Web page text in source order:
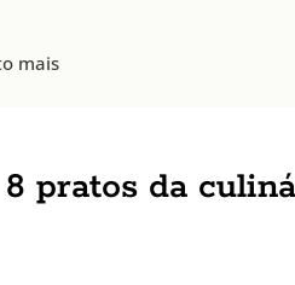
mais
pratos da